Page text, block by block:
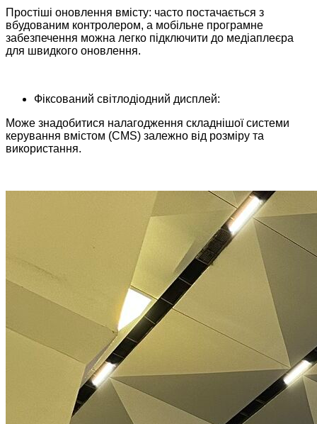
Простіші оновлення вмісту: часто постачається з
вбудованим контролером, а мобільне програмне
забезпечення можна легко підключити до медіаплеєра
для швидкого оновлення.
Фіксований світлодіодний дисплей:
Може знадобитися налагодження складнішої системи
керування вмістом (CMS) залежно від розміру та
використання.